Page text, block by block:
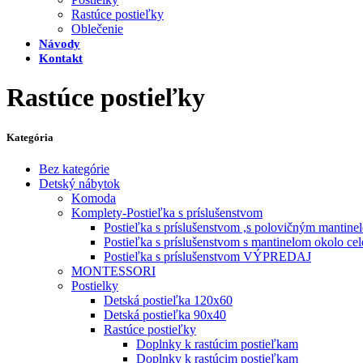
Rastúce postieľky
Oblečenie
Návody
Kontakt
Rastúce postieľky
Kategória
Bez kategórie
Detský nábytok
Komoda
Komplety-Postieľka s príslušenstvom
Postieľka s príslušenstvom ,s polovičným
Postieľka s príslušenstvom s mantinelom okolo
Postieľka s príslušenstvom VÝPREDAJ
MONTESSORI
Postielky
Detská postieľka 120x60
Detská postieľka 90x40
Rastúce postieľky
Doplnky k rastúcim postieľkam
Doplnky k rastúcim postieľkam